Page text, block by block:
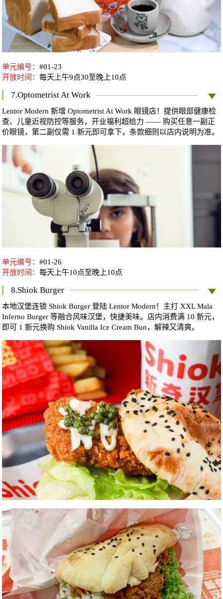
单元编号：#01-23
开放时间：每天上午9点30至晚上10点
7.Optometrist At Work
Lentor Modern 新增 Optometrist At Work 眼镜店！提供眼部健康检
查、儿童近视防控等服务，开业福利超给力 —— 购买任意一副正
价眼镜，第二副仅需 1 新元即可拿下，条款细则以店内说明为准。
单元编号：#01-26
开放时间：每天 上午10点至晚上10点
8.Shiok Burger
本地汉堡连锁 Shiok Burger 登陆 Lentor Modern！主打 XXL Mala
Inferno Burger 等融合风味汉堡，快捷美味。店内消费满 10 新元，
即可 1 新元换购 Shiok Vanilla Ice Cream Bun，解辣又清爽。